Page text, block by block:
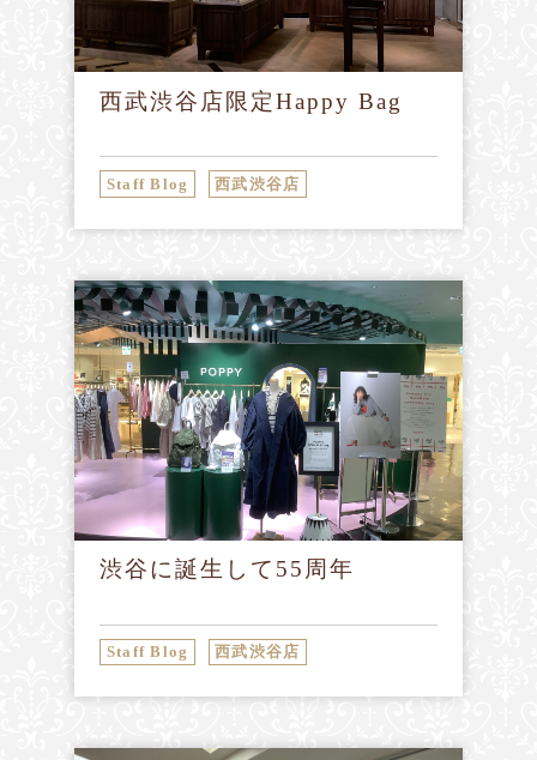
西武渋谷店限定Happy Bag
Staff Blog 西武渋谷店
渋谷に誕生して55周年
Staff Blog 西武渋谷店